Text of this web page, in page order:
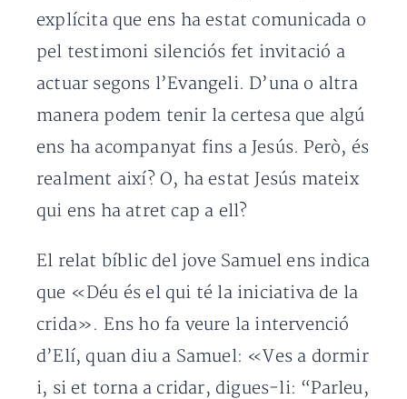
explícita que ens ha estat comunicada o
pel testimoni silenciós fet invitació a
actuar segons l’Evangeli. D’una o altra
manera podem tenir la certesa que algú
ens ha acompanyat fins a Jesús. Però, és
realment així? O, ha estat Jesús mateix
qui ens ha atret cap a ell?
El relat bíblic del jove Samuel ens indica
que «Déu és el qui té la iniciativa de la
crida». Ens ho fa veure la intervenció
d’Elí, quan diu a Samuel: «Ves a dormir
i, si et torna a cridar, digues-li: “Parleu,